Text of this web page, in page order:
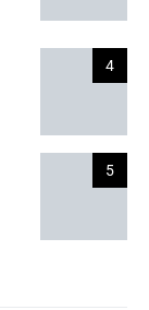
4
5